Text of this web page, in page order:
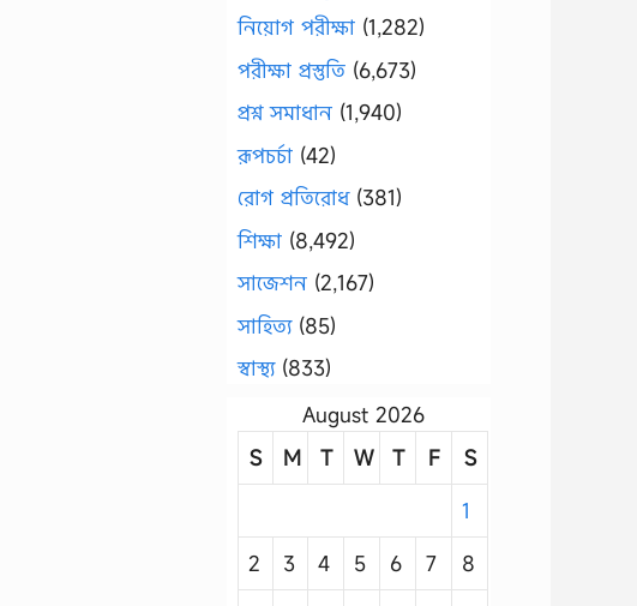
নিয়োগ পরীক্ষা (1,282)
পরীক্ষা প্রস্তুতি (6,673)
প্রশ্ন সমাধান (1,940)
রূপচর্চা (42)
রোগ প্রতিরোধ(381)
শিক্ষা (8,492)
সাজেশন (2,167)
সাহিত্য(85)
স্বাস্থ্য(833)
August 2026
S
M T W T F
S
1
2
3 4 5 6 7
8